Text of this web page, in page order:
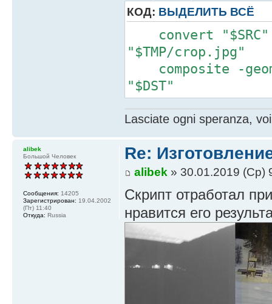
КОД: ВЫДЕЛИТЬ ВСЁ
convert "$SRC" -
"$TMP/crop.jpg"
composite -
"$DST"
Lasciate ogni speranza,
alibek
Большой Человек
Сообщения: 14205
Зарегистрирован: 19.04.2002
(Пт) 11:40
Откуда: Russia
Re:
alibek » 30.01.2019 (Ср)
Скрипт отработал
нравится его